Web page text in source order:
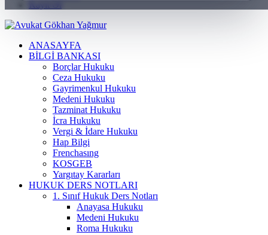
ANASAYFA
BILGI BANKASI
Borçlar Hukuku
Ceza Hukuku
Gayrimenkul Hukuku
Medeni Hukuku
Tazminat Hukuku
İcra Hukuku
Vergi & İdare Hukuku
Hap Bilgi
Frenchasıng
KOSGEB
Yargıtay Kararları
HUKUK DERS NOTLARI
1. Sınıf Hukuk Ders Notları
Anayasa Hukuku
Medeni Hukuku
Roma Hukuku